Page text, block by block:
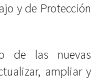
y de Protección
de las nuevas
ampliar y